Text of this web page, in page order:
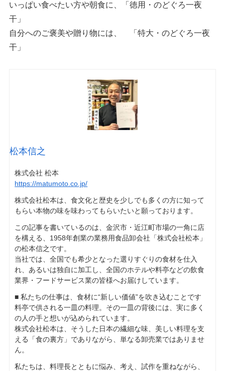
いっぱい食べたい方や朝食に、「徳用・のどぐろ一夜
干」
自分へのご褒美や贈り物には、 「特大・のどぐろ一夜
干」
松本信之
株式会社 松本
https://matumoto.co.jp/
株式会社松本は、食文化と歴史を少しでも多くの方に知って
もらい本物の味を味わってもらいたいと願っております。
この記事を書いているのは、金沢市・近江町市場の一角に店
を構える、1958年創業の業務用食品卸会社「株式会社松本」
の松本信之です。
当社では、全国でも希少となった選りすぐりの食材を仕入
れ、あるいは独自に加工し、全国のホテルや料亭などの飲食
業界・フードサービス業の皆様へお届けしています。
■ 私たちの仕事は、食材に“新しい価値”を吹き込むことです
料亭で供される一皿の料理。その一皿の背後には、実に多く
の人の手と想いが込められています。
株式会社松本は、そうした日本の繊細な味、美しい料理を支
える「食の裏方」でありながら、単なる卸売業ではありませ
ん。
私たちは、料理長とともに悩み、考え、試作を重ねながら、